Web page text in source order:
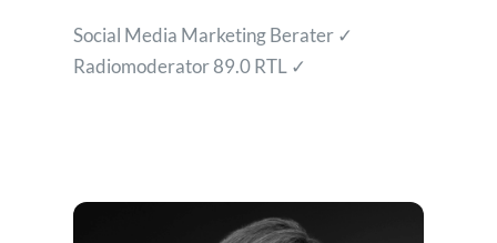
Social Media Marketing Berater ✓
Radiomoderator 89.0 RTL ✓